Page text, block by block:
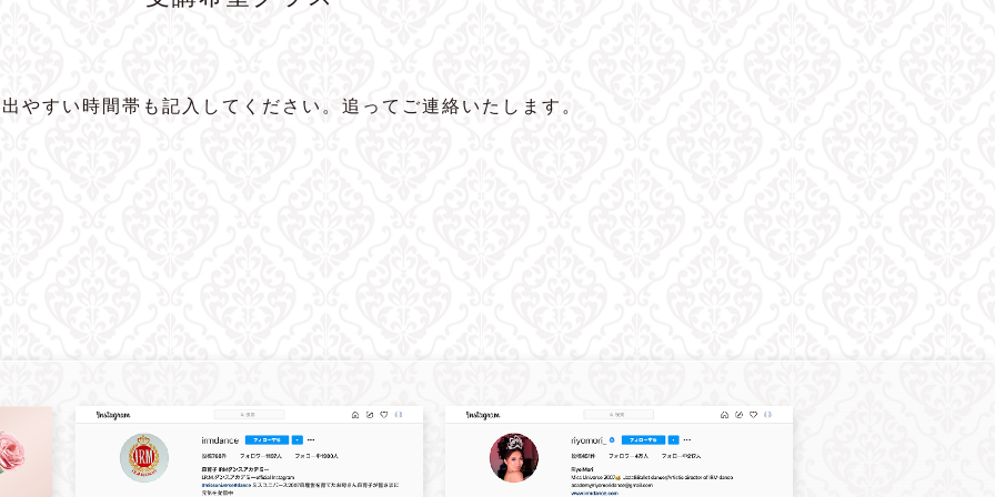
やすい時間帯も記入してください。追ってご連絡いたします。